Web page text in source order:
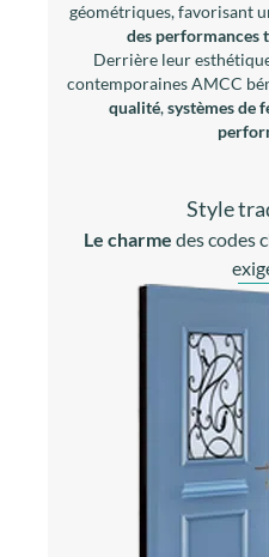
géométriques, favorisant
des performances
Derrière leur
contemporaines AMCC
qualité,systèmes de
Style
Le charme des codes